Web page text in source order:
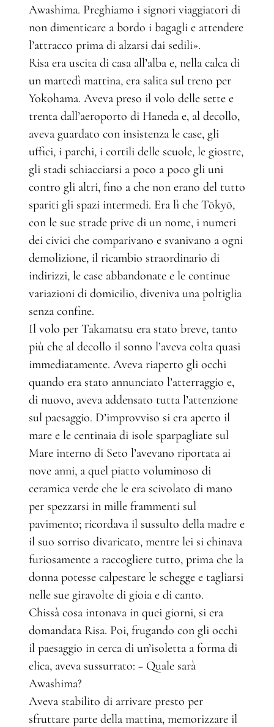
Awashima. Preghiamo i signori viaggiatori di
non dimenticare a bordo i bagagli e attendere
l’attracco prima di alzarsi dai sedili».
Risa era uscita di casa all’alba e, nella calca di
un martedì mattina, era salita sul treno per
Yokohama. Aveva preso il volo delle sette e
trenta dall’aeroporto di Haneda e, al decollo,
aveva guardato con insistenza le case, gli
uffici, i parchi, i cortili delle scuole, le giostre,
gli stadi schiacciarsi a poco a poco gli uni
contro gli altri, fino a che non erano del tutto
spariti gli spazi intermedi. Era lì che Tōkyō,
con le sue strade prive di un nome, i numeri
dei civici che comparivano e svanivano a ogni
demolizione, il ricambio straordinario di
indirizzi, le case abbandonate e le continue
variazioni di domicilio, diveniva una poltiglia
senza confine.
Il volo per Takamatsu era stato breve, tanto
più che al decollo il sonno l’aveva colta quasi
immediatamente. Aveva riaperto gli occhi
quando era stato annunciato l’atterraggio e,
di nuovo, aveva addensato tutta l’attenzione
sul paesaggio. D’improvviso si era aperto il
mare e le centinaia di isole sparpagliate sul
Mare interno di Seto l’avevano riportata ai
nove anni, a quel piatto voluminoso di
ceramica verde che le era scivolato di mano
per spezzarsi in mille frammenti sul
pavimento; ricordava il sussulto della madre e
il suo sorriso divaricato, mentre lei si chinava
furiosamente a raccogliere tutto, prima che la
donna potesse calpestare le schegge e tagliarsi
nelle sue giravolte di gioia e di canto.
Chissà cosa intonava in quei giorni, si era
domandata Risa. Poi, frugando con gli occhi
il paesaggio in cerca di un’isoletta a forma di
elica, aveva sussurrato: − Quale sarà
Awashima?
Aveva stabilito di arrivare presto per
sfruttare parte della mattina, memorizzare il